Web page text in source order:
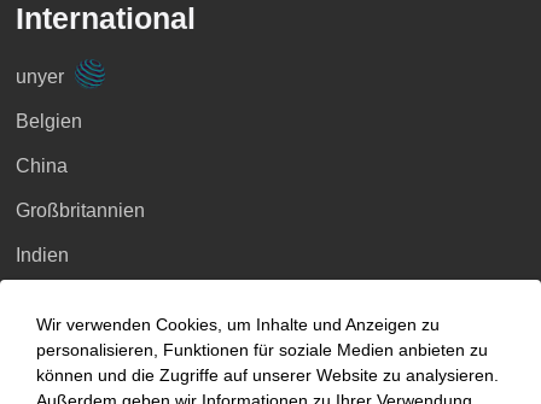
International
unyer
Belgien
China
Großbritannien
Indien
Malaysia
Wir verwenden Cookies, um Inhalte und Anzeigen zu
personalisieren, Funktionen für soziale Medien anbieten zu
können und die Zugriffe auf unserer Website zu analysieren.